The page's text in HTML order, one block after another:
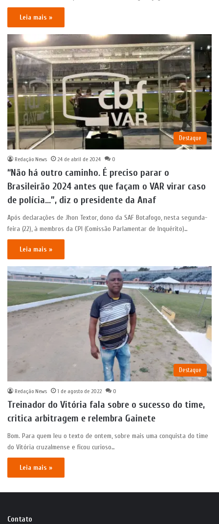
Leia mais »
Destaque
Redação News 24 de abril de 2024 0
“Não há outro caminho. É preciso parar o
Brasileirão 2024 antes que façam o VAR virar caso
de polícia…”, diz o presidente da Anaf
Após declarações de Jhon Textor, dono da SAF Botafogo, nesta segunda-
feira (22), à membros da CPI (Comissão Parlamentar de Inquérito)…
Leia mais »
Destaque
Redação News 1 de agosto de 2022 0
Treinador do Vitória fala sobre o sucesso do time,
critica arbitragem e relembra Gainete
Bom. Para quem leu o texto de ontem, sobre mais uma conquista do time
do Vitória cruzalmense e ficou curioso…
Leia mais »
Contato